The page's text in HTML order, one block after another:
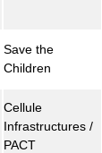
Save the
Children
Cellule
Infrastructures /
PACT